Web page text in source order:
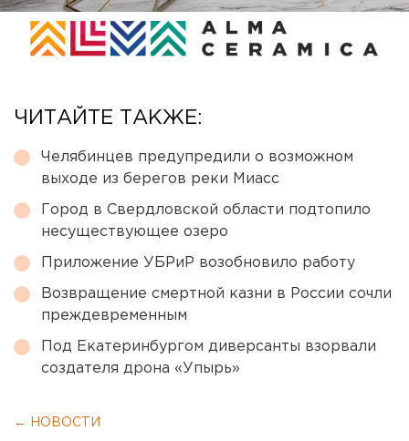
ЧИТАЙТЕ ТАКЖЕ:
Челябинцев предупредили о возможном
выходе из берегов реки Миасс
Город в Свердловской области подтопило
несуществующее озеро
Приложение УБРиР возобновило работу
Возвращение смертной казни в России сочли
преждевременным
Под Екатеринбургом диверсанты взорвали
создателя дрона «Упырь»
← НОВОСТИ